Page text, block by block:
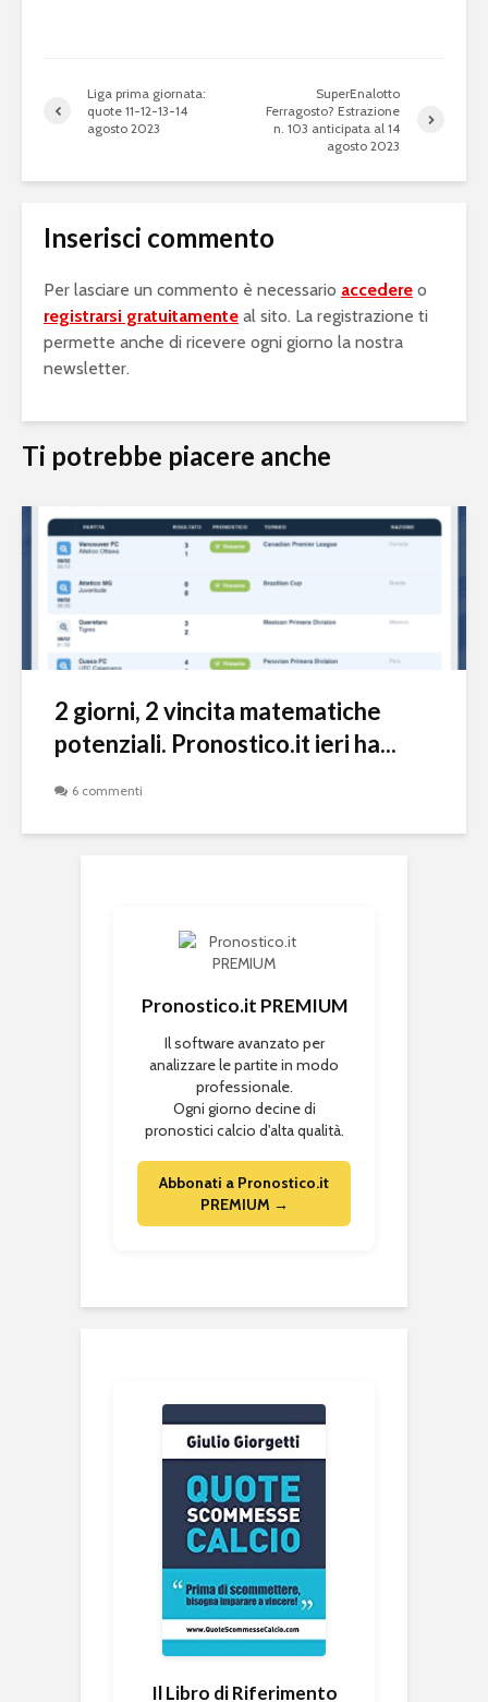
Liga prima giornata:
quote 11-12-13-14
agosto 2023
SuperEnalotto
Ferragosto? Estrazione
n. 103 anticipata al 14
agosto 2023
Inserisci commento
Per lasciare un commento è necessario accedere o
registrarsi gratuitamente al sito. La registrazione ti
permette anche di ricevere ogni giorno la nostra
newsletter.
Ti potrebbe piacere anche
2 giorni, 2 vincita matematiche
potenziali. Pronostico.it ieri ha...
6 commenti
Pronostico.it PREMIUM
Il software avanzato per
analizzare le partite in modo
professionale.
Ogni giorno decine di
pronostici calcio d'alta qualità.
Abbonati a Pronostico.it
PREMIUM →
Il Libro di Riferimento